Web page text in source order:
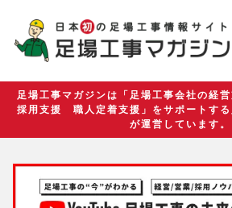
足場工事マガジンは「足場工事会社の経
採用支援 職人定着支援」をサポートする
が運営しています。